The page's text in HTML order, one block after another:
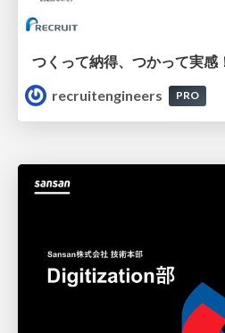
recruitengineers
PRO